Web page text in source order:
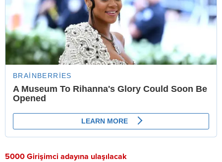
5000 Girişimci adayına ulaşılacak